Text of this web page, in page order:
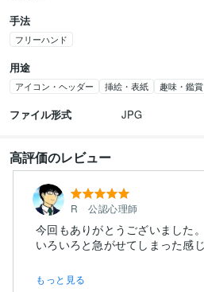
手法
フリーハンド
用途
アイコン・ヘッダー 挿絵・表紙 趣味・鑑賞
ファイル形式 JPG
高評価のレビュー
R 公認心理師
今回もありがとうございました。
もっと見る